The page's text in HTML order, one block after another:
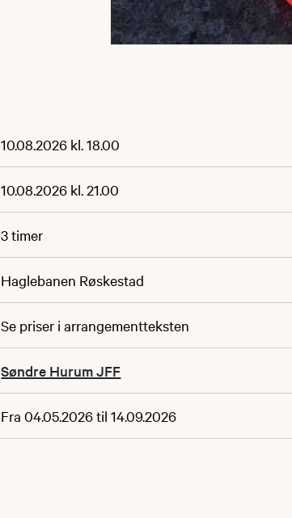
10.08.2026 kl. 18.00
10.08.2026 kl. 21.00
3 timer
Haglebanen Røskestad
Se priser i arrangementteksten
Søndre Hurum JFF
Fra 04.05.2026 til 14.09.2026